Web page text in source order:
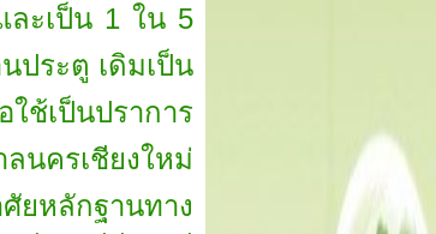
ละเป็น 1 ใน 5
ประตู เดิมเป็น
ช้เป็นปราการ
นครเชียงใหม่
หลักฐานทาง